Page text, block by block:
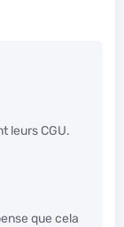
leurs CGU.
que cela